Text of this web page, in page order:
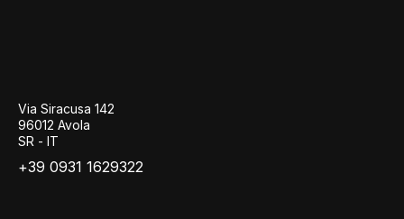
Via Siracusa 142
96012 Avola
SR - IT
+39 0931 1629322